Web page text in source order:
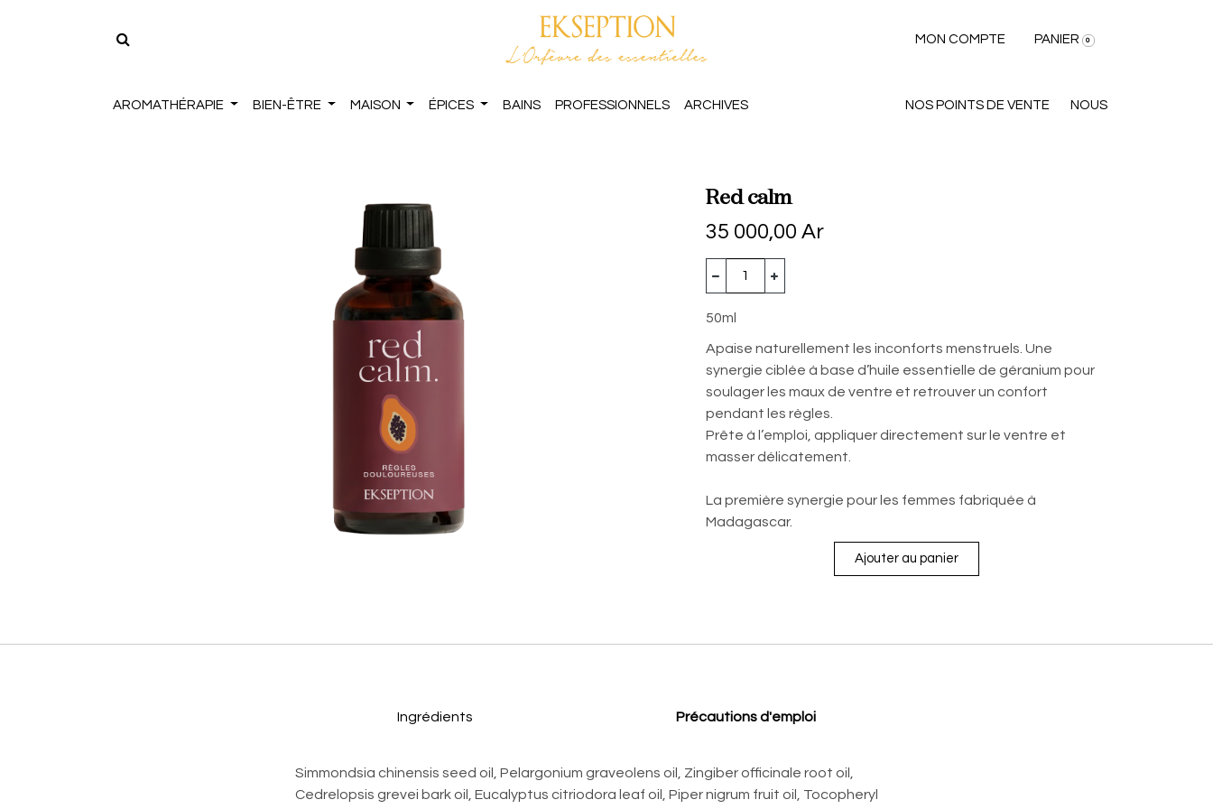
MON COMPTE PANIER 0
AROMATHÉRAPIE BIEN-ÊTRE MAISON ÉPICES BAINS PROFESSIONNELS ARCHIVES NOS POINTS DE VENTE NOUS
Red calm
35 000,00 Ar
50ml
Apaise naturellement les inconforts menstruels. Une
synergie ciblée à base d’huile essentielle de géranium pour
soulager les maux de ventre et retrouver un confort
pendant les règles.
Prête à l’emploi, appliquer directement sur le ventre et
masser délicatement.
La première synergie pour les femmes fabriquée à
Madagascar.
Ajouter au panier
Ingrédients Précautions d'emploi
Simmondsia chinensis seed oil, Pelargonium graveolens oil, Zingiber officinale root oil,
Cedrelopsis grevei bark oil, Eucalyptus citriodora leaf oil, Piper nigrum fruit oil, Tocopheryl